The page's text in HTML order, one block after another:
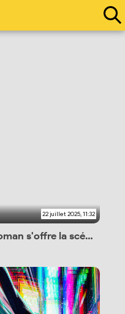
22 juillet 2025, 11:32
DC Studios: Le film Wonder Woman s'offre la scénariste du film Supergirl